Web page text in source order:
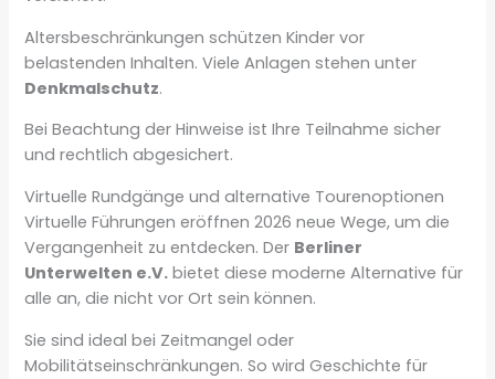
Altersbeschränkungen schützen Kinder vor
belastenden Inhalten. Viele Anlagen stehen unter
Denkmalschutz.
Bei Beachtung der Hinweise ist Ihre Teilnahme sicher
und rechtlich abgesichert.
Virtuelle Rundgänge und alternative Tourenoptionen
Virtuelle Führungen eröffnen 2026 neue Wege, um die
Vergangenheit zu entdecken. Der Berliner
Unterwelten e.V. bietet diese moderne Alternative für
alle an, die nicht vor Ort sein können.
Sie sind ideal bei Zeitmangel oder
Mobilitätseinschränkungen. So wird Geschichte für